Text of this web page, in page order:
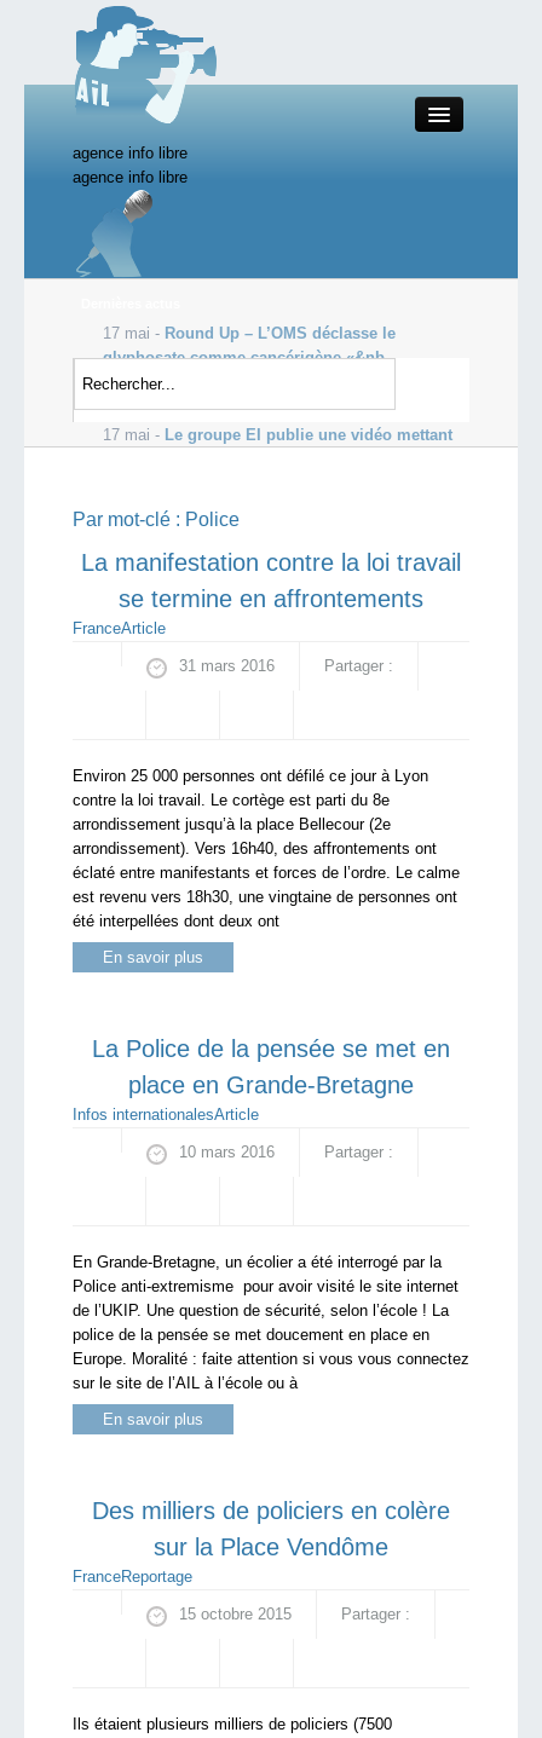
agence info libre
Close
Productions AIL
Starting Doc
agence info libre
17 mai - Round Up – L’OMS déclasse le
glyphosate comme cancérigène «&nb...
17 mai -Daesh a perdu près de la moitié du
territoire conquis en Irak
17 mai - Le groupe EI publie une vidéo mettant
Par mot-clé : Police
La manifestation contre la loi travail
se termine en affrontements
FranceArticle
31 mars 2016 Partager :
Environ 25 000 personnes ont défilé ce jour à Lyon
contre la loi travail. Le cortège est parti du 8e
arrondissement jusqu’à la place Bellecour (2e
arrondissement). Vers 16h40, des affrontements ont
éclaté entre manifestants et forces de l’ordre. Le calme
est revenu vers 18h30, une vingtaine de personnes ont
été interpellées dont deux ont
En savoir plus
La Police de la pensée se met en
place en Grande-Bretagne
Infos internationalesArticle
10 mars 2016 Partager :
En Grande-Bretagne, un écolier a été interrogé par la
Police anti-extremisme pour avoir visité le site internet
de l’UKIP. Une question de sécurité, selon l’école ! La
police de la pensée se met doucement en place en
Europe. Moralité : faite attention si vous vous connectez
sur le site de l’AIL à l’école ou à
En savoir plus
Des milliers de policiers en colère
sur la Place Vendôme
FranceReportage
15 octobre 2015 Partager :
Ils étaient plusieurs milliers de policiers (7500